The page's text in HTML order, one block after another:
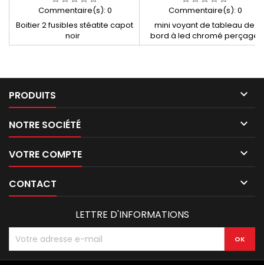
Commentaire(s): 0
Boitier 2 fusibles stéatite capot
noir
Commentaire(s): 0
mini voyant de tableau de
bord à led chromé perçage
diamètre 8 mm ROUGE 6/12
PRODUITS 
NOTRE SOCIÉTÉ 
VOTRE COMPTE 
CONTACT 
LETTRE D'INFORMATIONS